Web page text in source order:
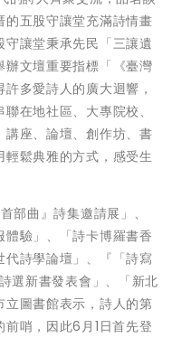
五股守讓堂充滿詩情畫
讓堂秉承先民「三讓遺
文壇重要指標「《臺灣
多愛詩人的廣大迴響，
在地社區、大專院校、
座、論壇、創作坊、書
鬆典雅的方式，感受生
部曲』詩集邀請展」、
體驗」、「詩卡博羅書香
詩學論壇」、『「詩寫
選新書發表會」、「新北
圖書館表示，詩人的第
哨，因此6月1日首先登